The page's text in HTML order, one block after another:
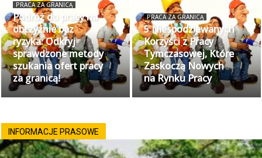
PRACA ZA GRANICĄ
Podróż do pracy na
obczyźnie bez
ryzyka: Odkryj
sprawdzone metody
szukania ofert pracy
za granicą!
PRACA ZA GRANICĄ
5 Niespodziewanych
Korzyści z Pracy
Tymczasowej, Które
Zaskoczą Nowych
na Rynku Pracy
INFORMACJE PRASOWE